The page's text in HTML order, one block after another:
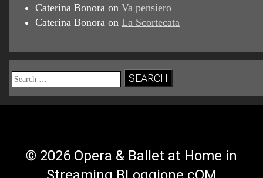
Caterina Bonora on Va pensiero
Caterina Bonora on La Scortecata
Search
for:
© 2026 Opera & Ballet at Home in